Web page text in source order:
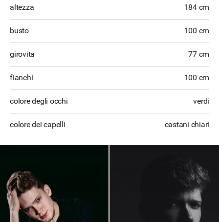
altezza 184 cm
busto 100 cm
girovita 77 cm
fianchi 100 cm
colore degli occhi verdi
colore dei capelli castani chiari